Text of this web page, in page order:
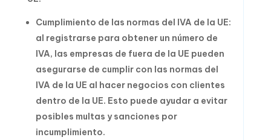
Cumplimiento de las normas del IVA de la UE:
al registrarse para obtener un número de
IVA, las empresas de fuera de la UE pueden
asegurarse de cumplir con las normas del
IVA de la UE al hacer negocios con clientes
dentro de la UE. Esto puede ayudar a evitar
posibles multas y sanciones por
incumplimiento.